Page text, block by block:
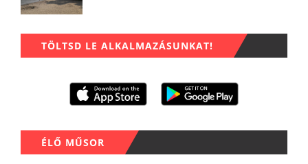
TÖLTSD LE ALKALMAZÁSUNKAT!
ÉLŐ MŰSOR